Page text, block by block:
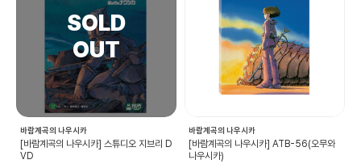
바람계곡의 나우시카
[바람계곡의 나우시카] 스튜디오 지브리 D
VD
바람계곡의 나우시카
[바람계곡의 나우시카] ATB-56(오무와
나우시카)